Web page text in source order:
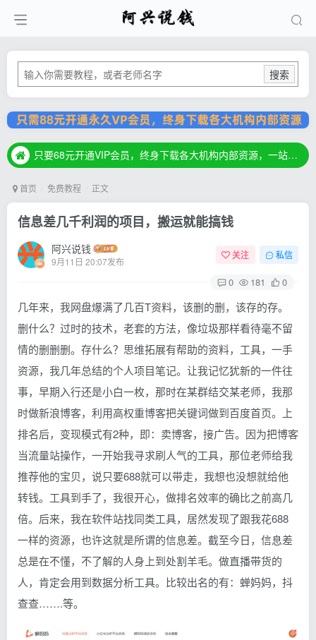
搜索
只要68元开通VIP会员，终身下载各大机构内部资源，一站式草根创业基地，最新最强网赚教程大全，小投入，大回报！
只要68元开通VIP会员，终身下载各大机构内部资源，一站式草根创业基地，最新最强网赚教程大全，小投入，大回报！
首页 免费教程 正文
信息差几千利润的项目，搬运就能搞钱
阿兴说钱
9月11日 20:07发布
关注 私信
0 181 0
几年来，我网盘爆满了几百T资料，该删的删，该存的存。
删什么？过时的技术，老套的方法，像垃圾那样看待毫不留
情的删删删。存什么？思维拓展有帮助的资料，工具，一手
资源，我几年总结的个人项目笔记。让我记忆犹新的一件往
事，早期入行还是小白一枚，那时在某群结交某老师，我那
时做新浪博客，利用高权重博客把关键词做到百度首页。上
排名后，变现模式有2种，即：卖博客，接广告。因为把博客
当流量站操作，一开始我寻求刷人气的工具，那位老师给我
推荐他的宝贝，说只要688就可以带走，我想也没想就给他
转钱。工具到手了，我很开心，做排名效率的确比之前高几
倍。后来，我在软件站找同类工具，居然发现了跟我花688
一样的资源，也许这就是所谓的信息差。截至今日，信息差
总是在不懂，不了解的人身上到处割羊毛。做直播带货的
人，肯定会用到数据分析工具。比较出名的有：蝉妈妈，抖
查查…….等。